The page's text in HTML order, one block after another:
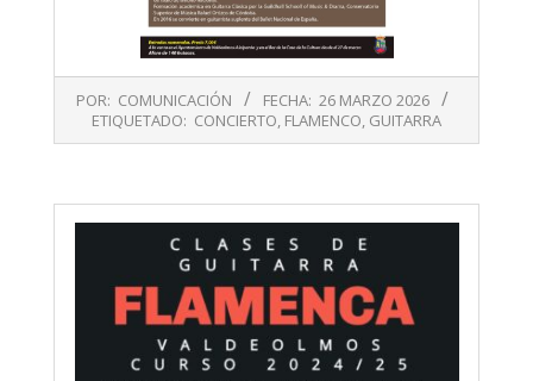
03-
26
POR: COMUNICACIÓN FECHA: 26 MARZO 2026
ETIQUETADO: CONCIERTO, FLAMENCO, GUITARRA